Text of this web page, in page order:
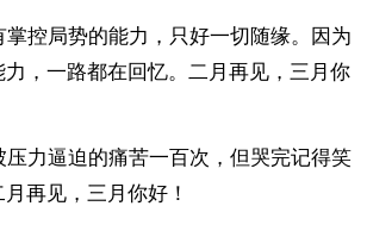
控局势的能力，只好一切随缘。因为
，一路都在回忆。二月再见，三月你
力逼迫的痛苦一百次，但哭完记得笑
再见，三月你好！